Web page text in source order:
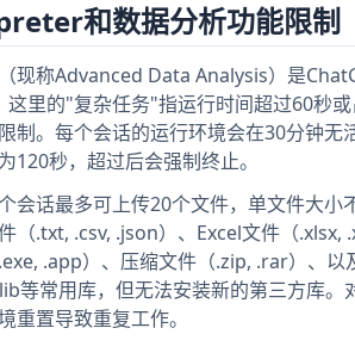
和数据分析功能限制
称Advanced Data Analysis）是
这里的"复杂任务"指运行时间超过60秒
制。每个会话的运行环境会在30分钟
120秒，超过后会强制终止。
会话最多可上传20个文件，单文件大
（.txt, .csv, .json）、Excel文件（
.app）、压缩文件（.zip, .rar）、以
常用库，但无法安装新的第三方库。
重置导致重复工作。